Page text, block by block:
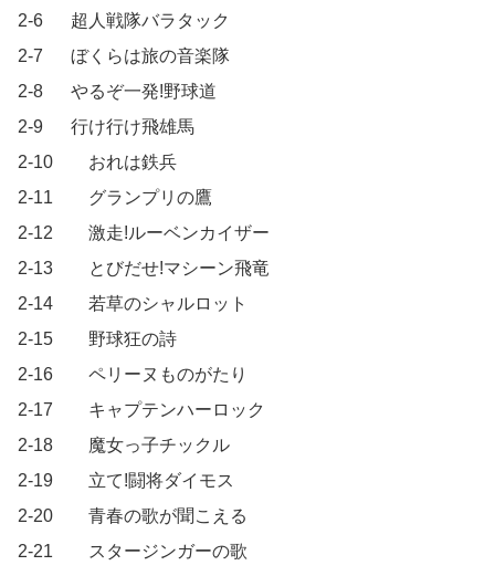
2-6		超人戦隊バラタック
2-7		ぼくらは旅の音楽隊
2-8		やるぞ一発!野球道
2-9		行け行け飛雄馬
2-10		おれは鉄兵
2-11		グランプリの鷹
2-12		激走!ルーベンカイザー
2-13		とびだせ!マシーン飛竜
2-14		若草のシャルロット
2-15		野球狂の詩
2-16		ペリーヌものがたり
2-17		キャプテンハーロック
2-18		魔女っ子チックル
2-19		立て!闘将ダイモス
2-20		青春の歌が聞こえる
2-21		スタージンガーの歌